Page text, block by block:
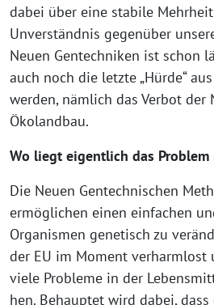
dabei über eine sta­bi­le
Unverständnis gegen­über
Neuen Gentechniken ist schon
auch noch die letz­te „Hürde“
wer­den, näm­lich das Verbot der
Ökolandbau.
Wo liegt eigent­lich das
Die Neuen Gentechnischen
ermög­li­chen einen ein­fa­chen
Organismen gene­tisch zu
der EU im Moment ver­harm­lost
vie­le Probleme in der
hen. Behauptet wird dabei,